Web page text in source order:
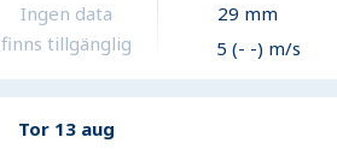
Ingen data
finns tillgänglig
29 mm
5 (- -) m/s
Tor 13 aug